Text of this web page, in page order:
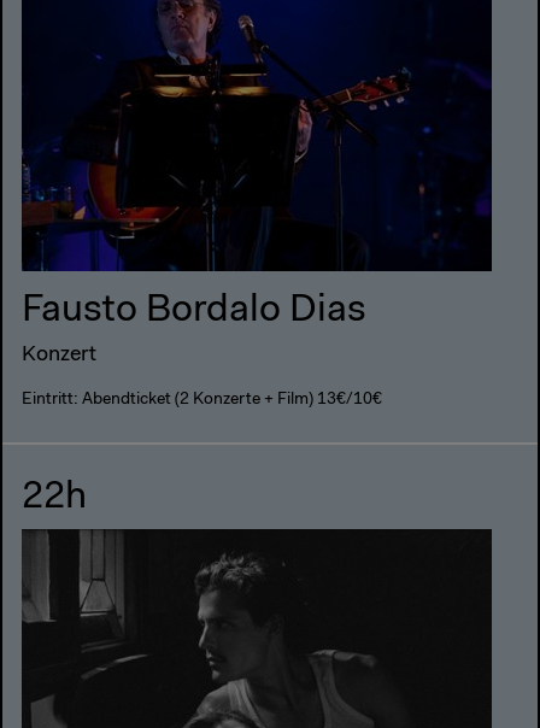
Fausto Bordalo Dias
Konzert
Eintritt: Abendticket (2 Konzerte + Film) 13€/10€
22h